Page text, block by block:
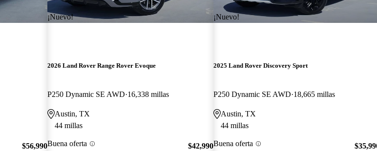
$56,990
¡Nuevo!
2026 Land Rover Range Rover Evoque
P250 Dynamic SE AWD 16,338 millas
Austin, TX
44 millas
Buena oferta $42,990
¡Nuevo!
2025 Land Rover Discovery Sport
P250 Dynamic SE AWD 18,665 millas
Austin, TX
44 millas
Buena oferta